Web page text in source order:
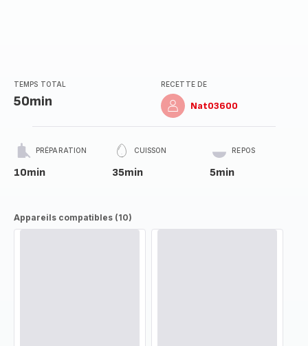
TEMPS TOTAL
50min
RECETTE DE
Nat03600
PRÉPARATION
10min
CUISSON
35min
REPOS
5min
Appareils compatibles (10)